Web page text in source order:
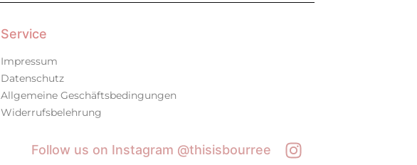
Service
Impressum
Datenschutz
Allgemeine Geschäftsbedingungen
Widerrufsbelehrung
Follow us on Instagram @thisisbourree